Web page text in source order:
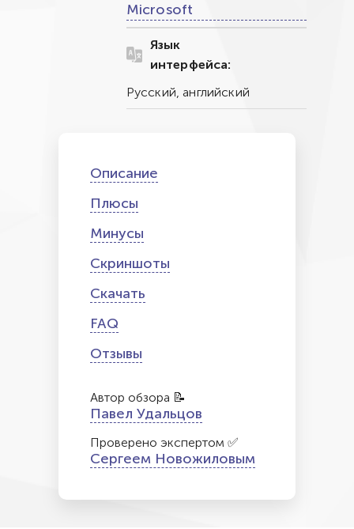
Microsoft
Язык
интерфейса:
Русский, английский
Описание
Плюсы
Минусы
Скриншоты
Скачать
FAQ
Отзывы
Автор обзора 📝
Павел Удальцов
Проверено экспертом ✅
Сергеем Новожиловым